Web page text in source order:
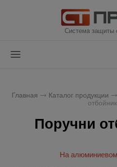
Система защиты
Главная Каталог продукции
Поручни
На